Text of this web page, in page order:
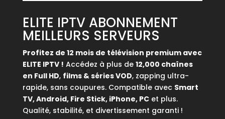
ELITE IPTV ABONNEMENT
MEILLEURS SERVEURS
Profitez de 12 mois de télévision premium avec
ELITE IPTV ! Accédez à plus de 12,000 chaînes
en Full HD, films & séries VOD, zapping ultra-
rapide, sans coupures. Compatible avec Smart
TV, Android, Fire Stick, iPhone, PCet plus.
Qualité, stabilité, et divertissement garanti !